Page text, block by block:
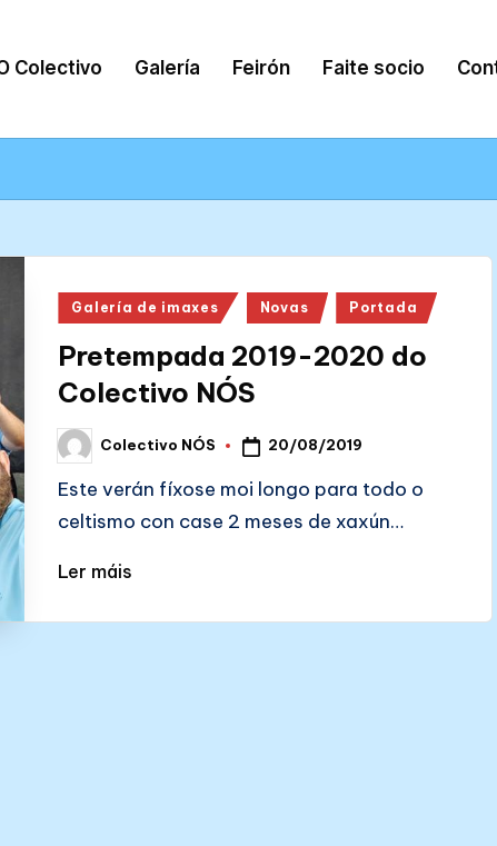
Colectivo Galería Feirón Faite socio
Posted
Galería de imaxes Novas Portada
Pretempada 2019-2020 do
Colectivo NÓS
Posted
by
Colectivo NÓS 20/08/2019
Este verán fíxose moi longo para todo o
celtismo con case 2 meses de xaxún…
Ler máis